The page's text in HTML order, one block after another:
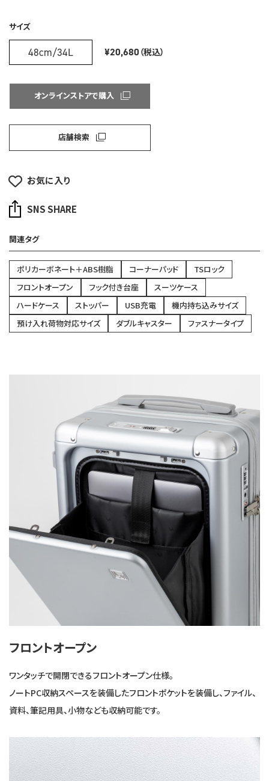
サイズ
48cm/34L ¥20,680 （税込）
オンラインストアで購入
店舗検索
お気に入り
SNS SHARE
関連タグ
ポリカーボネート＋ABS樹脂 コーナーパッド
TSロック
フロントオープン
フック付き台座
スーツケース
ハードケース
ストッパー USB充電
機内持ち込みサイズ
預け入れ荷物対応サイズ
ダブルキャスター ファスナータイプ
フロントオープン
ワンタッチで開閉できるフロントオープン仕様。
ノートPC収納スペースを装備したフロントポケットを装備し、ファイル、
資料、筆記用具、小物なども収納可能です。